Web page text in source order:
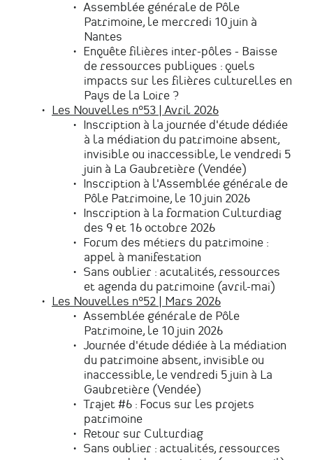
Assemblée générale de Pôle
Patrimoine, le mercredi 10 juin à
Nantes
Enquête filières inter-pôles - Baisse
de ressources publiques : quels
impacts sur les filières culturelles en
Pays de la Loire ?
Les Nouvelles n°53 | Avril 2026
Inscription à la journée d'étude dédiée
à la médiation du patrimoine absent,
invisible ou inaccessible, le vendredi 5
juin à La Gaubretière (Vendée)
Inscription à l'Assemblée générale de
Pôle Patrimoine, le 10 juin 2026
Inscription à la formation Culturdiag
des 9 et 16 octobre 2026
Forum des métiers du patrimoine :
appel à manifestation
Sans oublier : acutalités, ressources
et agenda du patrimoine (avril-mai)
Les Nouvelles n°52 | Mars 2026
Assemblée générale de Pôle
Patrimoine, le 10 juin 2026
Journée d'étude dédiée à la médiation
du patrimoine absent, invisible ou
inaccessible, le vendredi 5 juin à La
Gaubretière (Vendée)
Trajet #6 : Focus sur les projets
patrimoine
Retour sur Culturdiag
Sans oublier : actualités, ressources